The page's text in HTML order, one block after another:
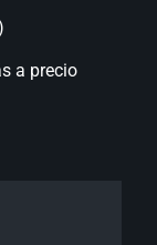
a precio